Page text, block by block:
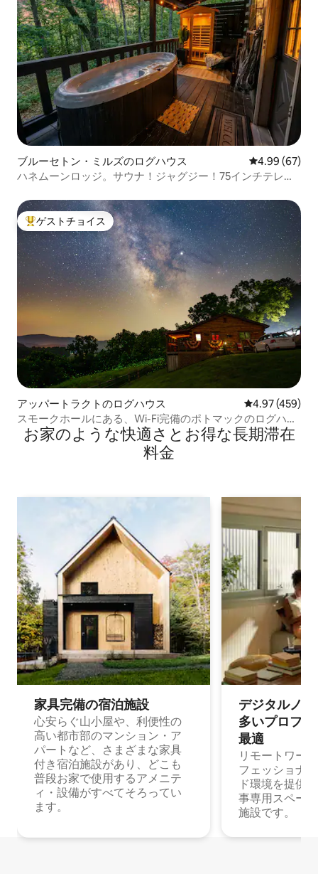
ブルーセトン・ミルズのログハウス レビュー67
4.99 (67)
ハネムーンロッジ。サウナ！ジャグジー！75インチテレ
大好評のゲストチョイスです。
ゲストチョイス
アッパートラクトのログハウス レビュー459
4.97 (459)
スモークホールにある、Wi-Fi完備のポトマックのログハウ
ス
お家のような快⁠適⁠さ⁠とお⁠得⁠な長⁠期⁠滞⁠在
料⁠金
家具完備の宿⁠泊⁠施⁠設
心安らぐ山小屋や、利便性の
高い都市部のマンション・ア
パートなど、さまざまな家具
付き宿泊施設があり、どこも
普段お家で使用するアメニテ
ィ・設備がすべてそろってい
ます。
デジタルノ
多⁠いプ⁠ロ⁠フ⁠
最⁠適
リモートワー
フェッショナ
ド環境を提供
事専用スペー
施設です。